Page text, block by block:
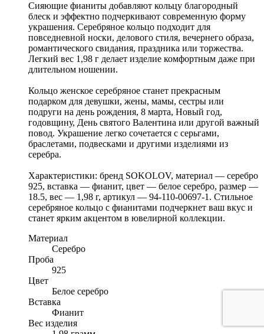
Сияющие фианиты добавляют кольцу благородный
блеск и эффектно подчеркивают современную форму
украшения. Серебряное кольцо подходит для
повседневной носки, делового стиля, вечернего образа,
романтического свидания, праздника или торжества.
Легкий вес 1,98 г делает изделие комфортным даже при
длительном ношении.
Кольцо женское серебряное станет прекрасным
подарком для девушки, жены, мамы, сестры или
подруги на день рождения, 8 марта, Новый год,
годовщину, День святого Валентина или другой важный
повод. Украшение легко сочетается с серьгами,
браслетами, подвесками и другими изделиями из
серебра.
Характеристики: бренд SOKOLOV, материал — серебро
925, вставка — фианит, цвет — белое серебро, размер —
18.5, вес — 1,98 г, артикул — 94-110-00697-1. Стильное
серебряное кольцо с фианитами подчеркнет ваш вкус и
станет ярким акцентом в ювелирной коллекции.
Материал
Серебро
Проба
925
Цвет
Белое серебро
Вставка
Фианит
Вес изделия